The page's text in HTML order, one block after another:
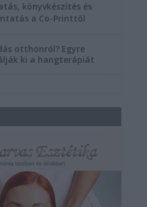
könyvkészítés és
a Co-Printtől
otthonról? Egyre
ki a hangterápiát